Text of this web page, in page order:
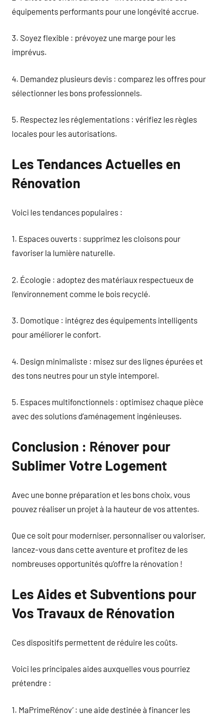
équipements performants pour une longévité accrue.
3. Soyez flexible : prévoyez une marge pour les
imprévus.
4. Demandez plusieurs devis : comparez les offres pour
sélectionner les bons professionnels.
5. Respectez les réglementations : vérifiez les règles
locales pour les autorisations.
Les Tendances Actuelles en
Rénovation
Voici les tendances populaires :
1. Espaces ouverts : supprimez les cloisons pour
favoriser la lumière naturelle.
2. Écologie : adoptez des matériaux respectueux de
l’environnement comme le bois recyclé.
3. Domotique : intégrez des équipements intelligents
pour améliorer le confort.
4. Design minimaliste : misez sur des lignes épurées et
des tons neutres pour un style intemporel.
5. Espaces multifonctionnels : optimisez chaque pièce
avec des solutions d’aménagement ingénieuses.
Conclusion : Rénover pour
Sublimer Votre Logement
Avec une bonne préparation et les bons choix, vous
pouvez réaliser un projet à la hauteur de vos attentes.
Que ce soit pour moderniser, personnaliser ou valoriser,
lancez-vous dans cette aventure et profitez de les
nombreuses opportunités qu’offre la rénovation !
Les Aides et Subventions pour
Vos Travaux de Rénovation
Ces dispositifs permettent de réduire les coûts.
Voici les principales aides auxquelles vous pourriez
prétendre :
1. MaPrimeRénov’ : une aide destinée à financer les